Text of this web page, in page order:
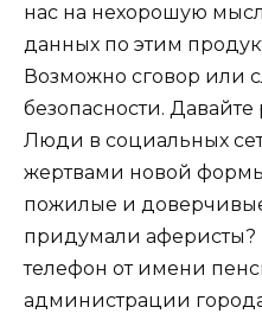
нас на нехорошую
данных по этим
Возможно сговор или
безопасности. Давайте
Люди в социальных
жертвами новой формы
пожилые и
придумали аферисты?
телефон от имени
администрации